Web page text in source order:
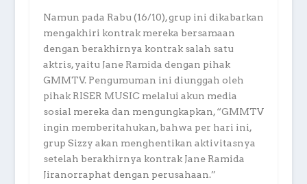
Namun pada Rabu (16/10), grup ini dikabarkan
mengakhiri kontrak mereka bersamaan
dengan berakhirnya kontrak salah satu
aktris, yaitu Jane Ramida dengan pihak
GMMTV. Pengumuman ini diunggah oleh
pihak RISER MUSIC melalui akun media
sosial mereka dan mengungkapkan, “GMMTV
ingin memberitahukan, bahwa per hari ini,
grup Sizzy akan menghentikan aktivitasnya
setelah berakhirnya kontrak Jane Ramida
Jiranorraphat dengan perusahaan.”